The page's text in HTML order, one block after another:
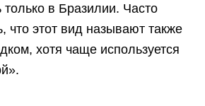
только в Бразилии. Часто
что этот вид называют также
хотя чаще используется